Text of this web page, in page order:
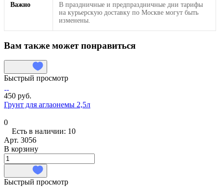
Важно
В праздничные и предпраздничные дни тарифы
на курьерскую доставку по Москве могут быть
изменены.
Вам также может понравиться
Быстрый просмотр
450 руб.
Грунт для аглаонемы 2,5л
0
Есть в наличии: 10
Арт. 3056
В корзину
Быстрый просмотр